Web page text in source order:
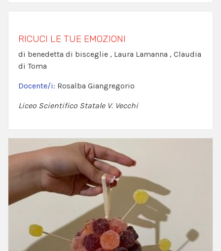
RICUCI LE TUE EMOZIONI
di benedetta di bisceglie , Laura Lamanna , Claudia
di Toma
Docente/i: Rosalba Giangregorio
Liceo Scientifico Statale V. Vecchi